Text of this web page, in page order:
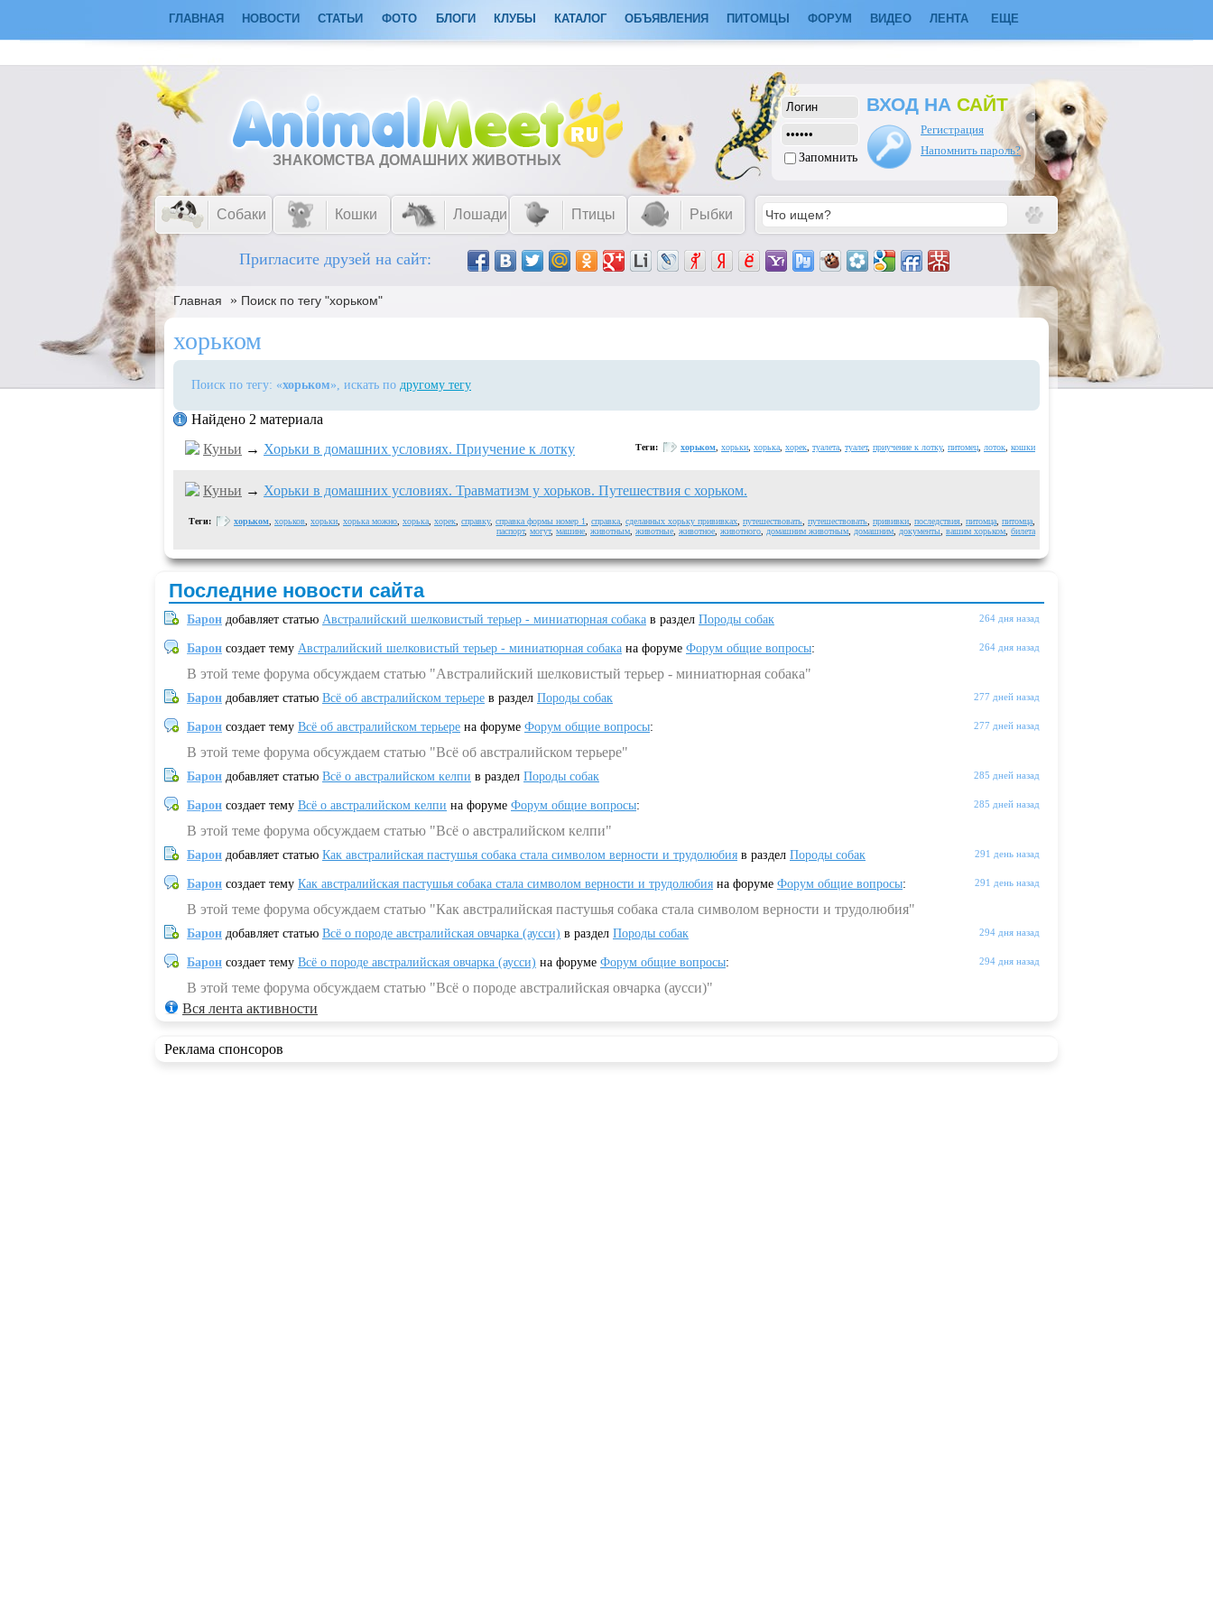
ГЛАВНАЯ НОВОСТИ СТАТЬИ ФОТО БЛОГИ КЛУБЫ КАТАЛОГ ОБЪЯВЛЕНИЯ ПИТОМЦЫ ФОРУМ ВИДЕО ЛЕНТА ЕЩЕ
ЗНАКОМСТВА ДОМАШНИХ ЖИВОТНЫХ Запомнить
ВХОД НА САЙТ
Регистрация
Напомнить пароль?
Собаки Кошки Лошади Птицы Рыбки
Пригласите друзей на сайт:
Главная » Поиск по тегу "хорьком"
хорьком
Поиск по тегу: «хорьком», искать по другому тегу
Найдено 2 материала
Куньи → Хорьки в домашних условиях. Приучение к лотку Теги: хорьком хорьки хорька хорек туалета туалет, приучение к лотку, питомец лоток кошки
Куньи → Хорьки в домашних условиях. Травматизм у хорьков. Путешествия с хорьком.
Теги: хорьком хорьков хорьки хорька можно хорька хорек справку, справка формы номер 1 справка сделанных хорьку прививках путешествовать путешествовать прививки последствия питомца питомца
паспорт, могут, машине животным животные животное животного домашним животным домашним документы вашим хорьком билета
Последние новости сайта
264 дня назад
Барон добавляет статью Австралийский шелковистый терьер - миниатюрная собака в раздел Породы собак
264 дня назад
Барон создает тему Австралийский шелковистый терьер - миниатюрная собака на форуме Форум общие вопросы:
В этой теме форума обсуждаем статью "Австралийский шелковистый терьер - миниатюрная собака"
277 дней назад
Барон добавляет статью Всё об австралийском терьере в раздел Породы собак
277 дней назад
Барон создает тему Всё об австралийском терьере на форуме Форум общие вопросы:
В этой теме форума обсуждаем статью "Всё об австралийском терьере"
285 дней назад
Барон добавляет статью Всё о австралийском келпи в раздел Породы собак
285 дней назад
Барон создает тему Всё о австралийском келпи на форуме Форум общие вопросы:
В этой теме форума обсуждаем статью "Всё о австралийском келпи"
291 день назад
Барон добавляет статью Как австралийская пастушья собака стала символом верности и трудолюбия в раздел Породы собак
291 день назад
Барон создает тему Как австралийская пастушья собака стала символом верности и трудолюбия на форуме Форум общие вопросы:
В этой теме форума обсуждаем статью "Как австралийская пастушья собака стала символом верности и трудолюбия"
294 дня назад
Барон добавляет статью Всё о породе австралийская овчарка (аусси) в раздел Породы собак
294 дня назад
Барон создает тему Всё о породе австралийская овчарка (аусси) на форуме Форум общие вопросы:
В этой теме форума обсуждаем статью "Всё о породе австралийская овчарка (аусси)"
Вся лента активности
Реклама спонсоров